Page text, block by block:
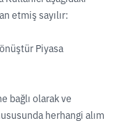
etmiş sayılır:
Piyasa
bağlı olarak ve
herhangi alım